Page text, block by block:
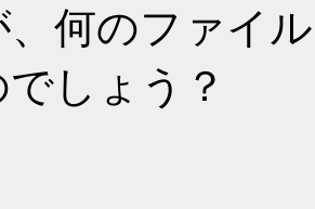
、何のファイ
しょう？